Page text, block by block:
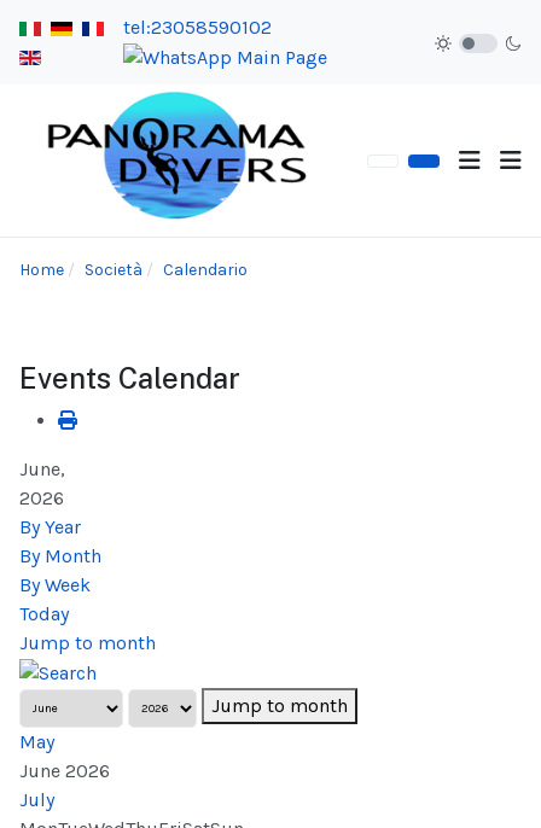
tel:23058590102
Home Società Calendario
Events Calendar
June,
2026
By Year
By Month
By Week
Today
Jump to month
Jump to month
May
June 2026
July